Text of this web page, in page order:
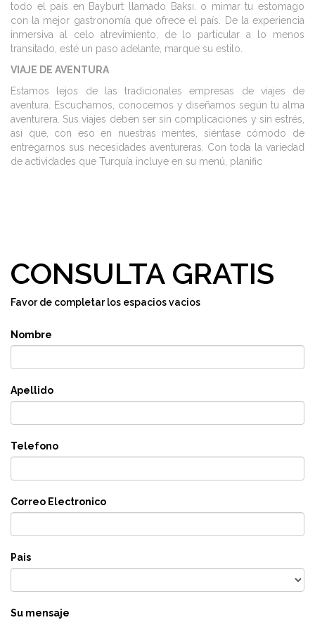
todo el país en Bayburt llamado Baksı. o mimar tu estomago
con la mejor gastronomía que ofrece el país. De la experiencia
inmersiva al celo atrevimiento, de lo particular a lo menos
transitado, esté un paso adelante, marque su estilo.
VIAJE DE AVENTURA
Estamos lejos de las tradicionales empresas de viajes de
aventura. Escuchamos, conocemos y diseñamos según tu alma
aventurera. Sus viajes deben ser sin complicaciones y sin estrés,
así que, con eso en nuestras mentes, siéntase cómodo de
entregarnos sus necesidades aventureras. Con toda la variedad
de actividades que Turquía incluye en su menú, planific
CONSULTA GRATIS
Favor de completar los espacios vacios
Nombre
Apellido
Telefono
Correo Electronico
Pais
Su mensaje